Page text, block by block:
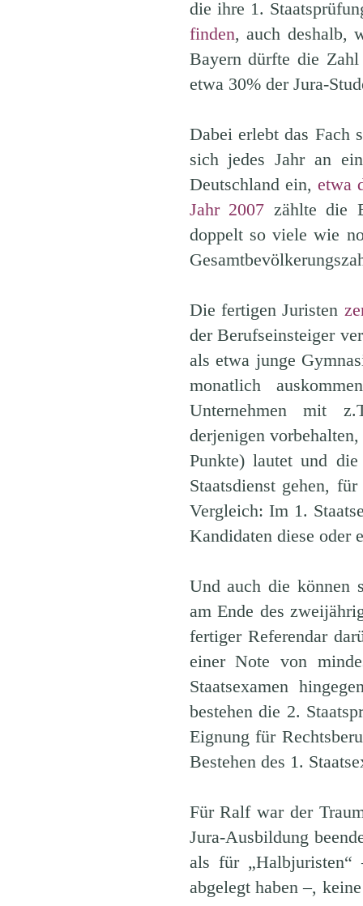
die ihre 1.
finden, auch deshalb,
Bayern dürfte die
etwa 30% der Jura-
Dabei erlebt das Fach
sich jedes Jahr an
Deutschland ein, etwa
Jahr 2007 zählte die
doppelt so viele wie
Die fertigen Juristen
der Berufseinsteiger
als etwa junge
monatlich
Unternehmen mit
derjenigen
Punkte) lautet und
Staatsdienst gehen,
Vergleich: Im 1.
Kandidaten diese oder
Und auch die können
am Ende des
fertiger Referendar
einer Note von
Staatsexamen
bestehen die 2.
Eignung für
Bestehen des 1.
Für Ralf war der
Jura-Ausbildung
als für „Halbjuristen“
abgelegt haben –,